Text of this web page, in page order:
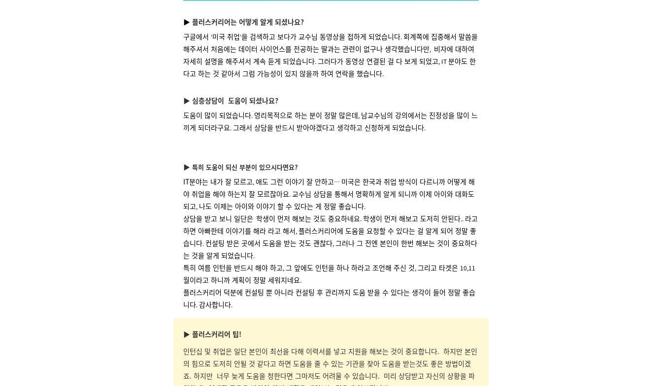
▶ 플러스커리어는 어떻게 알게 되셨나요?
구글에서 ‘미국 취업’을 검색하고 보다가 교수님 동영상을 접하게 되었습니다.회계쪽에 집중해서 말씀을
해주셔서 처음에는 데이터 사이언스를 전공하는 딸과는 관련이 없구나 생각했습니다만, 비자에 대하여
자세히 설명을 해주셔서 계속 듣게 되었습니다.그러다가 동영상 연결된 걸 다 보게 되었고, IT분야도 한
다고 하는 것 같아서 그럼 가능성이 있지 않을까 하여 연락을 했습니다.
▶ 심층상담이 도움이 되셨나요?
도움이 많이 되었습니다. 영리목적으로 하는 분이 정말 많은데, 남교수님의 강의에서는 진정성을 많이 느
끼게 되더라구요.그래서 상담을 반드시 받아야겠다고 생각하고 신청하게 되었습니다.
▶ 특히 도움이 되신 부분이 있으시다면요?
IT분야는 내가 잘 모르고,애도 그런 이야기 잘 안하고… 미국은 한국과 취업 방식이 다르니까 어떻게 해
야 취업을 해야 하는지 잘 모르잖아요.교수님 상담을 통해서 명확하게 알게 되니까 이제 아이와 대화도
되고, 나도 이제는 아이와 이야기 할 수 있다는 게 정말 좋습니다.
상담을 받고 보니 일단은 학생이 먼저 해보는 것도 중요하네요.학생이 먼저 해보고 도저히 안된다.. 라고
하면 아빠한테 이야기를 해라 라고 해서,플러스커리어에 도움을 요청할 수 있다는 걸 알게 되어 정말 좋
습니다. 컨설팅 받은 곳에서 도움을 받는 것도 괜찮다,그러나 그 전엔 본인이 한번 해보는 것이 중요하다
는 것을 알게 되었습니다.
특히 여름 인턴을 반드시 해야 하고,그 앞에도 인턴을 하나 하라고 조언해 주신 것,그리고 타겟은 10,11
월이라고 하니까 계획이 정말 세워지네요.
플러스커리어 덕분에 컨설팅 뿐 아니라 컨설팅 후 관리까지 도움 받을 수 있다는 생각이 들어 정말 좋습
니다.감사합니다.
▶ 플러스커리어 팁!
인턴십 및 취업은 일단 본인이 최선을 다해 이력서를 넣고 지원을 해보는 것이 중요합니다. 하지만 본인
의 힘으로 도저히 안될 것 같다고 하면 도움을 줄 수 있는 기관을 찾아 도움을 받는것도 좋은 방법이겠
죠. 하지만 너무 늦게 도움을 청한다면 그마저도 어려울 수 있습니다. 미리 상담받고 자신의 상황을 파